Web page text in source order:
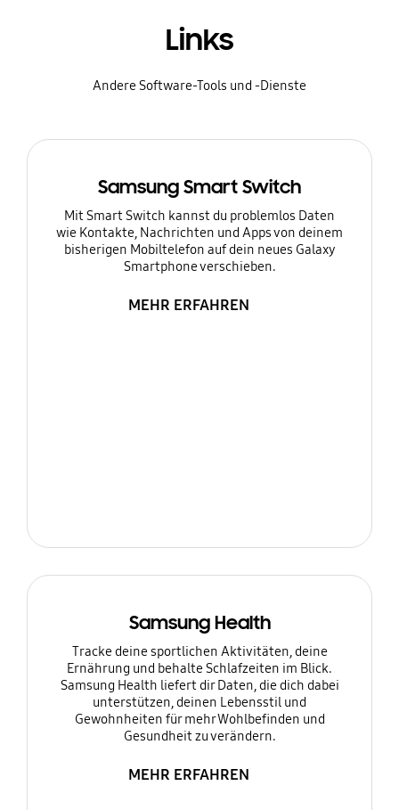
Links
Andere Software-Tools und -Dienste
Samsung Smart Switch
Mit Smart Switch kannst du problemlos Daten
wie Kontakte, Nachrichten und Apps von deinem
bisherigen Mobiltelefon auf dein neues Galaxy
Smartphone verschieben.
MEHR ERFAHREN
Samsung Health
Tracke deine sportlichen Aktivitäten, deine
Ernährung und behalte Schlafzeiten im Blick.
Samsung Health liefert dir Daten, die dich dabei
unterstützen, deinen Lebensstil und
Gewohnheiten für mehr Wohlbefinden und
Gesundheit zu verändern.
MEHR ERFAHREN